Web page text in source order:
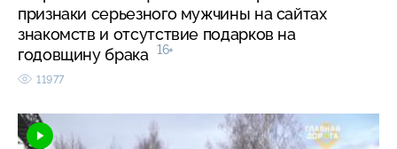
признаки серьезного мужчины на сайтах
знакомств и отсутствие подарков на
годовщину брака
16+
11977